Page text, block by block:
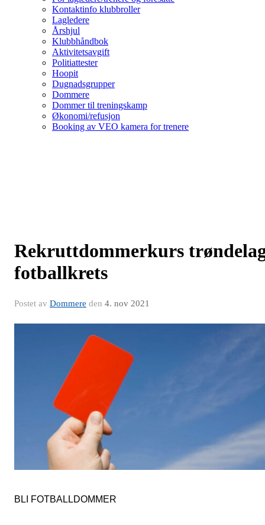
Kontaktinfo klubbroller
Lagledere
Årshjul
Klubbhåndbok
Aktivitetsavgift
Politiattester
Hoopit
Dugnadsgrupper
Dommere
Dommer til treningskamp
Økonomi/refusjon
Booking av VEO kamera for trenere
Rekruttdommerkurs
fotballkrets
Postet av Dommere den 4. nov 2021
BLI FOTBALLDOMMER